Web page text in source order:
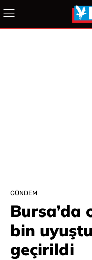
GÜNDEM
Bursa’da
bin
geçirildi